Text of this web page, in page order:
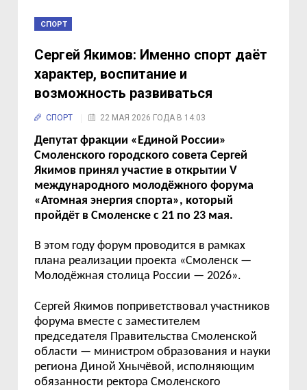
СПОРТ
Сергей Якимов: Именно спорт даёт
характер, воспитание и
возможность развиваться
СПОРТ 22 МАЯ 2026 ГОДА В 14:03
Депутат фракции «Единой России»
Смоленского городского совета Сергей
Якимов принял участие в открытии V
международного молодёжного форума
«Атомная энергия спорта», который
пройдёт в Смоленске с 21 по 23 мая.
В этом году форум проводится в рамках
плана реализации проекта «Смоленск —
Молодёжная столица России — 2026».
Сергей Якимов поприветствовал участников
форума вместе с заместителем
председателя Правительства Смоленской
области — министром образования и науки
региона Диной Хнычёвой, исполняющим
обязанности ректора Смоленского